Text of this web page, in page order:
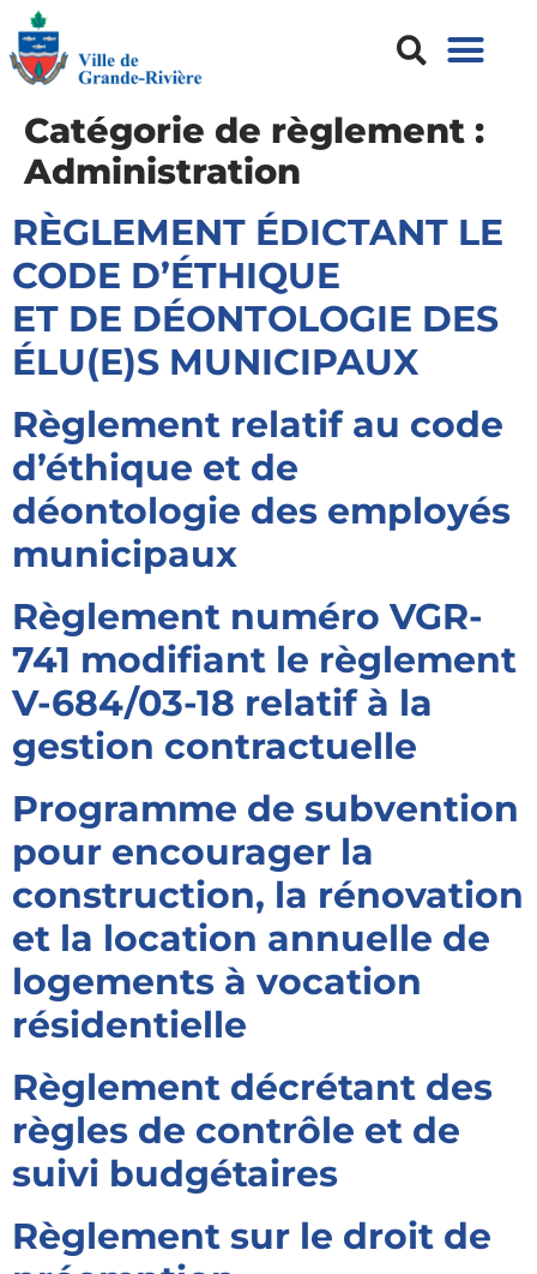
Catégorie de règlement :
Administration
RÈGLEMENT ÉDICTANT LE
CODE D’ÉTHIQUE
ET DE DÉONTOLOGIE DES
ÉLU(E)S MUNICIPAUX
Règlement relatif au code
d’éthique et de
déontologie des employés
municipaux
Règlement numéro VGR-
741 modifiant le règlement
V-684/03-18 relatif à la
gestion contractuelle
Programme de subvention
pour encourager la
construction, la rénovation
et la location annuelle de
logements à vocation
résidentielle
Règlement décrétant des
règles de contrôle et de
suivi budgétaires
Règlement sur le droit de